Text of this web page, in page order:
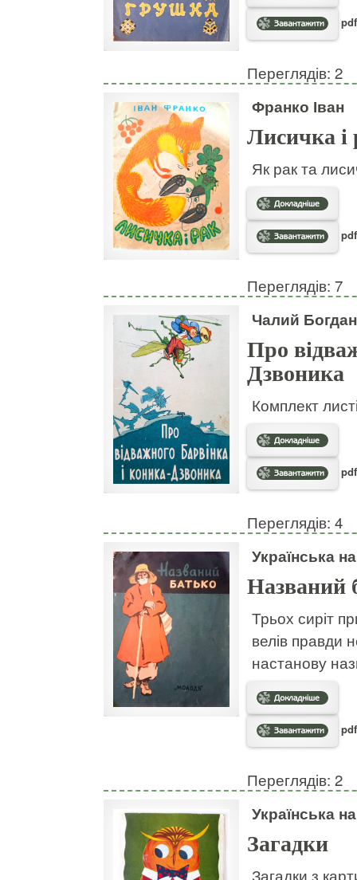
Переглядів: 2
Франко Іван
Лисичка і
Як рак та
Переглядів: 7
Чалий
Про
Дзвоника
Комплект
Переглядів: 4
Українська
Названий
Трьох сиріт
велів правди
настанову
Переглядів: 2
Українська
Загадки
Загадки з